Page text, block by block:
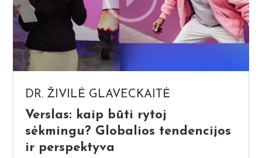
DR. ŽIVILĖ GLAVECKAITĖ
Verslas: kaip būti rytoj
sėkmingu? Globalios tendencijos
ir perspektyva